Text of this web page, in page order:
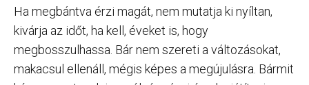
Ha megbántva érzi magát, nem mutatja ki nyíltan,
kivárja az időt, ha kell, éveket is, hogy
megbosszulhassa. Bár nem szereti a változásokat,
makacsul ellenáll, mégis képes a megújulásra. Bármit